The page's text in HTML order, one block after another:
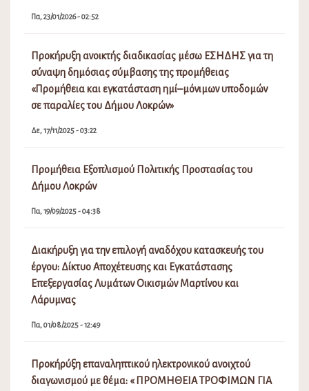
Πα, 23/01/2026 - 02:52
Προκήρυξη ανοικτής διαδικασίας μέσω ΕΣΗΔΗΣ για τη
σύναψη δημόσιας σύμβασης της προμήθειας
«Προμήθεια και εγκατάσταση ημί–μόνιμων υποδομών
σε παραλίες του Δήμου Λοκρών»
Δε, 17/11/2025 - 03:22
Προμήθεια Εξοπλισμού Πολιτικής Προστασίας του
Δήμου Λοκρών
Πα, 19/09/2025 - 04:38
Διακήρυξη για την επιλογή αναδόχου κατασκευής του
έργου: Δίκτυο Αποχέτευσης και Εγκατάστασης
Επεξεργασίας Λυμάτων Οικισμών Μαρτίνου και
Λάρυμνας
Πα, 01/08/2025 - 12:49
Προκήρύξη επαναληπτικού ηλεκτρονικού ανοιχτού
διαγωνισμού με θέμα: « ΠΡΟΜΗΘΕΙΑ ΤΡΟΦΙΜΩΝ ΓΙΑ